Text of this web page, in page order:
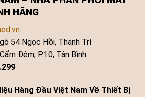
HÃNG
54 Ngọc Hồi, Thanh Trì
Đệm, P.10, Tân Bình
Hàng Đầu Việt Nam Về Thiết Bị